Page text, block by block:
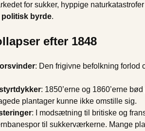
for sukker, hyppige
byrde.
efter 1848
: Den frigivne befolkning forlod
: 1850’erne og 1860’erne
plantager kunne ikke omstille sig.
: I modsætning til britiske og
til sukkerværkerne. Mange